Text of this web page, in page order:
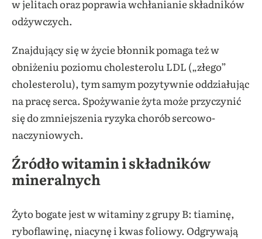
w jelitach oraz poprawia wchłanianie składników
odżywczych.
Znajdujący się w życie błonnikpomaga też w
obniżeniu poziomu cholesterolu LDL („złego”
cholesterolu), tym samym pozytywnie oddziałując
na pracę serca. Spożywanie żyta może przyczynić
się do zmniejszenia ryzyka chorób sercowo-
naczyniowych.
Źródło witamin i składników
mineralnych
Żyto bogate jest w witaminy z grupy B: tiaminę,
ryboflawinę, niacynę i kwas foliowy. Odgrywają